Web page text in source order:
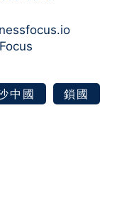
中國
鎖國